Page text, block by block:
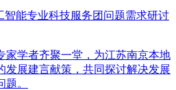
智能专业科技服务团问题需求研讨
家学者齐聚一堂，为江苏南京本地
发展建言献策，共同探讨解决发展
。